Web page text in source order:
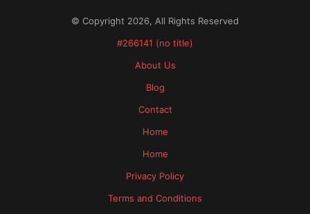
© Copyright 2026, All Rights Reserved
#266141 (no title)
About Us
Blog
Contact
Home
Home
Privacy Policy
Terms and Conditions